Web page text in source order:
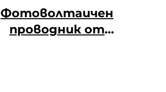
Фотоволтаичен
проводник от